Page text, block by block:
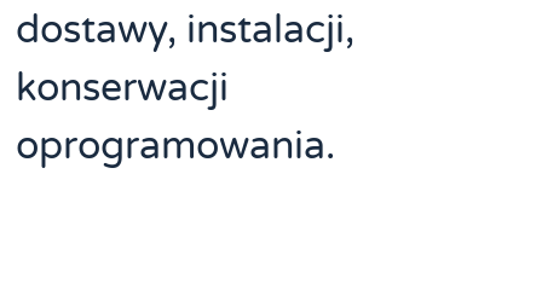
dostawy, instalacji,
konserwacji
oprogramowania.